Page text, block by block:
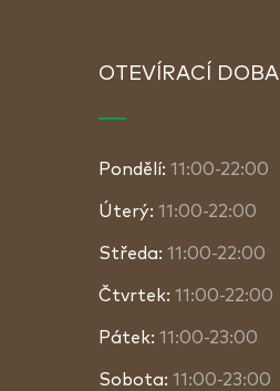
OTEVÍRACÍ DOBA
Pondělí: 11:00-22:00
Úterý: 11:00-22:00
Středa: 11:00-22:00
Čtvrtek: 11:00-22:00
Pátek: 11:00-23:00
Sobota: 11:00-23:00